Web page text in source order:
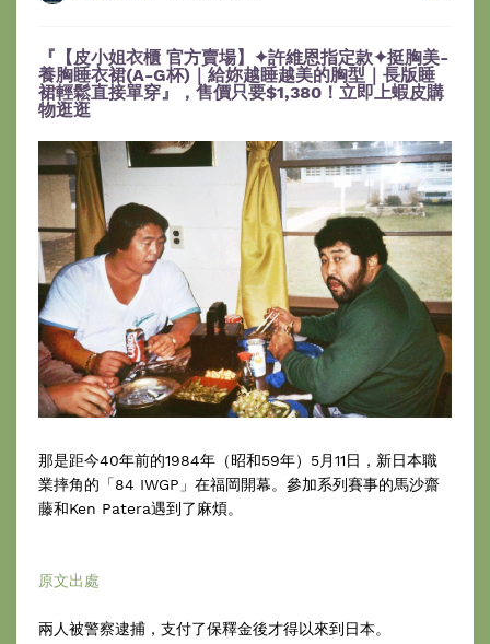
『【皮小姐衣櫃 官方賣場】✦許維恩指定款✦挺胸美-
養胸睡衣裙(A-G杯)｜給妳越睡越美的胸型｜長版睡
裙輕鬆直接單穿』，售價只要$1,380！立即上蝦皮購
物逛逛
那是距今40年前的1984年（昭和59年）5月11日，新日本職
業摔角的「84 IWGP」在福岡開幕。參加系列賽事的馬沙齋
藤和Ken Patera遇到了麻煩。
原文出處
兩人被警察逮捕，支付了保釋金後才得以來到日本。